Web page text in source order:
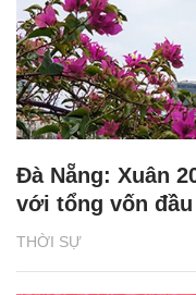
THỜI SỰ
Đà Nẵng: Xuân
với tổng vốn